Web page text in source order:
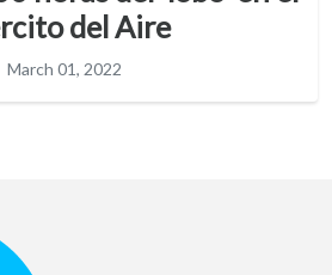
del Aire
March 01, 2022